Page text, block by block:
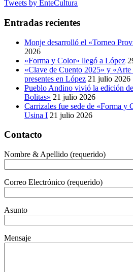
Tweets by EnteCultura
Entradas recientes
Monje desarrolló el «Torneo
2026
«Forma y Color» llegó a López
«Clave de Cuento 2025» y «Arte
presentes en López 21 julio 2026
Pueblo Andino vivió la edición
Bolitas» 21 julio 2026
Carrizales fue sede de «Forma y
Usina I 21 julio 2026
Contacto
Nombre & Apellido (requerido)
Correo Electrónico (requerido)
Asunto
Mensaje